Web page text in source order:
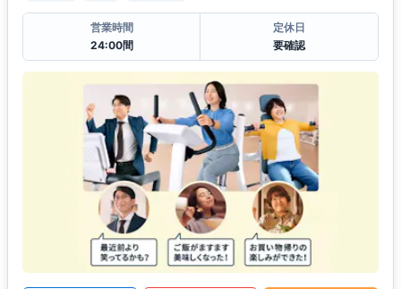
営業時間
24:00間
定休日
要確認